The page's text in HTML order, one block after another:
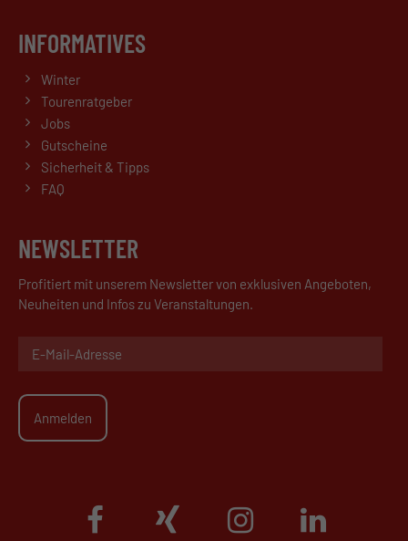
INFORMATIVES
Winter
Tourenratgeber
Jobs
Gutscheine
Sicherheit & Tipps
FAQ
NEWSLETTER
Profitiert mit unserem Newsletter von exklusiven Angeboten,
Neuheiten und Infos zu Veranstaltungen.